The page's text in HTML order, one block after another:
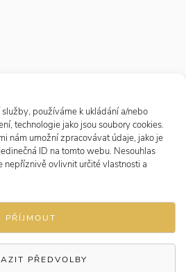
používáme k ukládání a/nebo
technologie jako jsou soubory cookies.
nám umožní zpracovávat údaje, jako je
ID na tomto webu. Nesouhlas
nepříznivě ovlivnit určité vlastnosti a
PŘÍJMOUT
PŘEDVOLBY
Labour and Social Affairs